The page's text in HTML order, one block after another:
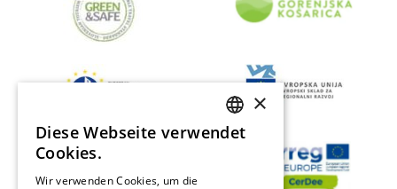
SLOVENIAN
×
Diese Webseite verwendet
Cookies.
Wir verwenden Cookies, um die